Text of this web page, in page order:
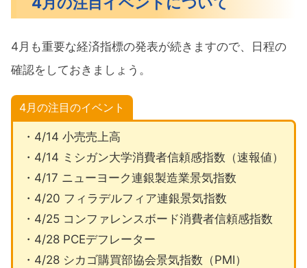
4月も重要な経済指標の発表が続きますので、日程の
確認をしておきましょう。
4月の注目のイベント
・4/14 小売売上高
・4/14 ミシガン大学消費者信頼感指数（速報値）
・4/17 ニューヨーク連銀製造業景気指数
・4/20 フィラデルフィア連銀景気指数
・4/25 コンファレンスボード消費者信頼感指数
・4/28 PCEデフレーター
・4/28 シカゴ購買部協会景気指数（PMI）